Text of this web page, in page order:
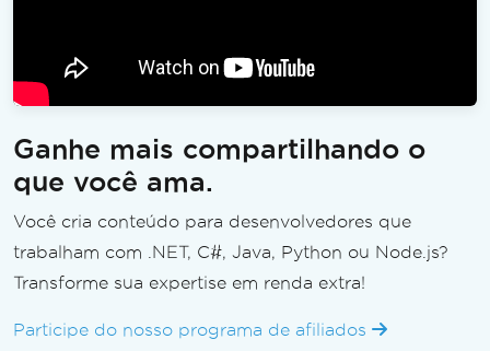
Ganhe mais compartilhando o
que você ama.
Você cria conteúdo para desenvolvedores que
trabalham com .NET, C#, Java, Python ou Node.js?
Transforme sua expertise em renda extra!
Participe do nosso programa de afiliados